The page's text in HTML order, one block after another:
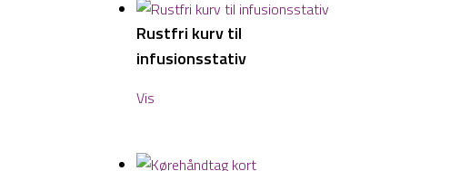
Rustfri kurv til
infusionsstativ
Vis